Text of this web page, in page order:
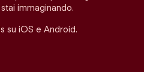
immaginando.
su iOS e Android.